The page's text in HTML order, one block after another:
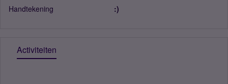
Handtekening
:)
Activiteiten